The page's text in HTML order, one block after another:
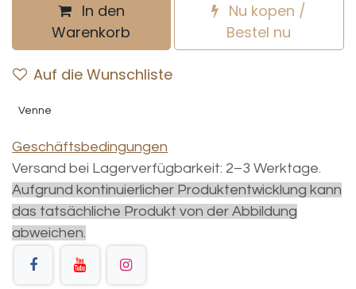
In den
Warenkorb
Nu kopen /
Bestel nu
Auf die Wunschliste
Venne
Geschäftsbedingungen
Versand bei Lagerverfügbarkeit: 2–3 Werktage.
Aufgrund kontinuierlicher Produktentwicklung kann
das tatsächliche Produkt von der Abbildung
abweichen.